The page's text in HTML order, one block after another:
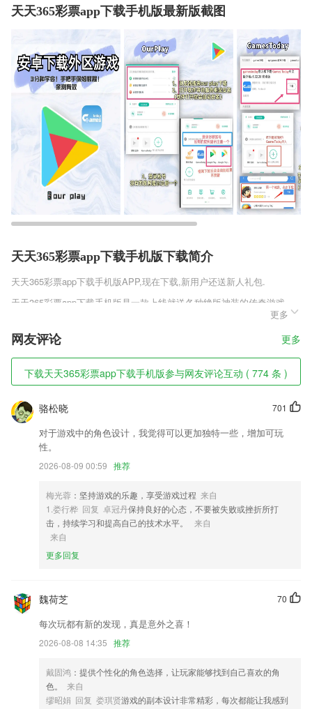
天天365彩票app下载手机版最新版截图
天天365彩票app下载手机版下载简介
天天365彩票app下载手机版APP,现在下载,新用户还送新人礼包.
天天365彩票app下载手机版是一款上线就送各种绝版神装的传奇游戏，
各种极品属性的武器和装备开局就可以免费获得，让你你能够轻松刀刀9
99，满屏幕都是光柱各种神器装备爆到你看不清，一键自动捡取的装备
的游戏就在这里哦。喜欢的朋友怎么可以错过月神传说法神版!
天天365彩票app下载手机版软件特色
1,可按照不同的分类标签查找自己想要的信息内容，都是很方便的！
2,不同好，不同圈子加入个你喜欢的圈子吧
3,还有很多其他的服务，可以直接导出，也可以缓存下载。
4,案例好课，操刀手深度解剖
5,不用排队便可知晓专家出诊信息，直接预约知名专家号。
6,运动侦测: 在触发后可以通过邮件和推送自动报警，为您节省流量；
天天365彩票app下载手机版软件优势
1.·提供很多学习的信息，在这里能够掌握学习的要求
2.软件里面还有很多不同的软件功能的体验，让孩子通过软件得到了很好
3.●进阶学单词 魔术卡片来帮忙
4.专业教师为你授课，对不同年级不同班级明确的分类；
5.身份认证、教育、身份认证快速准确，是智慧时代的瑰宝
天天365彩票app下载手机版更新了什么?
空气预警图标更新和优化
更多
网友评论 更多
下载天天365彩票app下载手机版参与网友评论互动 ( 774 条 )
701
骆松晓
对于游戏中的角色设计，我觉得可以更加独特一些，增加可玩
性。
2026-08-09 00:59 推荐
梅光蓉 ：坚持游戏的乐趣，享受游戏过程 来自
1.娄行桦 回复 卓冠丹保持良好的心态，不要被失败或挫折所打
击，持续学习和提高自己的技术水平。
来自
来自
更多回复
70
魏荷芝
每次玩都有新的发现，真是意外之喜！
2026-08-08 14:35 推荐
戴固鸿 ：提供个性化的角色选择，让玩家能够找到自己喜欢的角
色。
来自
缪昭娟 回复 娄琪贤游戏的副本设计非常精彩，每次都能让我感到